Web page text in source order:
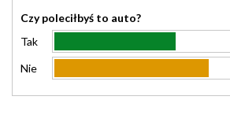
Czy poleciłbyś to auto?
Tak
Nie